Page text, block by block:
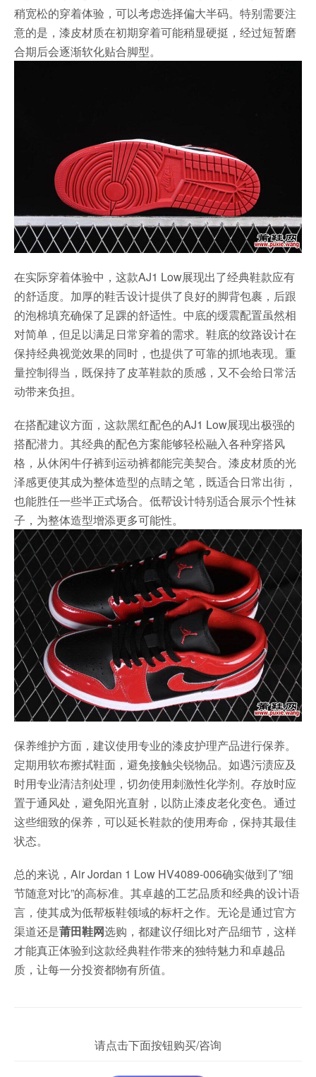
稍宽松的穿着体验，可以考虑选择偏大半码。特别需要注
意的是，漆皮材质在初期穿着可能稍显硬挺，经过短暂磨
合期后会逐渐软化贴合脚型。
在实际穿着体验中，这款AJ1 Low展现出了经典鞋款应有
的舒适度。加厚的鞋舌设计提供了良好的脚背包裹，后跟
的泡棉填充确保了足踝的舒适性。中底的缓震配置虽然相
对简单，但足以满足日常穿着的需求。鞋底的纹路设计在
保持经典视觉效果的同时，也提供了可靠的抓地表现。重
量控制得当，既保持了皮革鞋款的质感，又不会给日常活
动带来负担。
在搭配建议方面，这款黑红配色的AJ1 Low展现出极强的
搭配潜力。其经典的配色方案能够轻松融入各种穿搭风
格，从休闲牛仔裤到运动裤都能完美契合。漆皮材质的光
泽感更使其成为整体造型的点睛之笔，既适合日常出街，
也能胜任一些半正式场合。低帮设计特别适合展示个性袜
子，为整体造型增添更多可能性。
保养维护方面，建议使用专业的漆皮护理产品进行保养。
定期用软布擦拭鞋面，避免接触尖锐物品。如遇污渍应及
时用专业清洁剂处理，切勿使用刺激性化学剂。存放时应
置于通风处，避免阳光直射，以防止漆皮老化变色。通过
这些细致的保养，可以延长鞋款的使用寿命，保持其最佳
状态。
总的来说，Air Jordan 1 Low HV4089-006确实做到了”细
节随意对比”的高标准。其卓越的工艺品质和经典的设计语
言，使其成为低帮板鞋领域的标杆之作。无论是通过官方
渠道还是莆田鞋网选购，都建议仔细比对产品细节，这样
才能真正体验到这款经典鞋作带来的独特魅力和卓越品
质，让每一分投资都物有所值。
请点击下面按钮购买/咨询